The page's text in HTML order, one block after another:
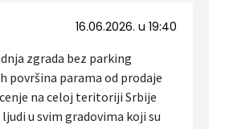
16.06.2026. u 19:40
zgrada bez parking
površina parama od prodaje
na celoj teritoriji Srbije
u svim gradovima koji su